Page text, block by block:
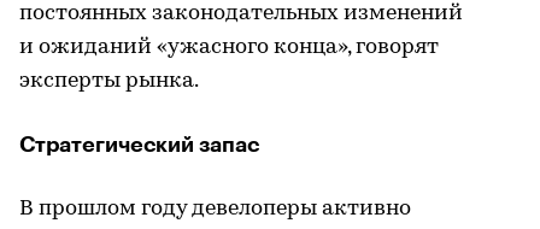
постоянных законодательных изменений
и ожиданий «ужасного конца», говорят
эксперты рынка.
Стратегический запас
В прошлом году девелоперы активно